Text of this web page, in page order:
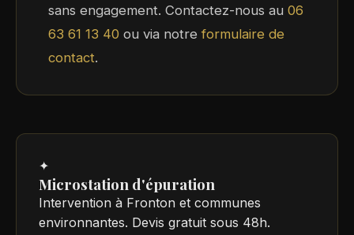
sans engagement. Contactez-nous au 06
63 61 13 40 ou via notreformulaire de
contact.
✦
Microstation d'épuration
Intervention à Fronton et communes
environnantes. Devis gratuit sous 48h.